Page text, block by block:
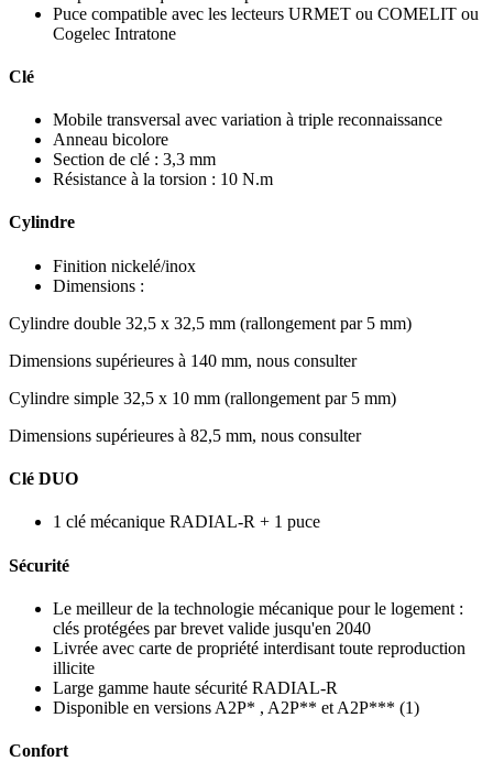
Puce compatible avec les lecteurs URMET ou COMELIT ou
Cogelec Intratone
Clé
Mobile transversal avec variation à triple reconnaissance
Anneau bicolore
Section de clé : 3,3 mm
Résistance à la torsion : 10 N.m
Cylindre
Finition nickelé/inox
Dimensions :
Cylindre double 32,5 x 32,5 mm (rallongement par 5 mm)
Dimensions supérieures à 140 mm, nous consulter
Cylindre simple 32,5 x 10 mm (rallongement par 5 mm)
Dimensions supérieures à 82,5 mm, nous consulter
Clé DUO
1 clé mécanique RADIAL-R + 1 puce
Sécurité
Le meilleur de la technologie mécanique pour le logement :
clés protégées par brevet valide jusqu'en 2040
Livrée avec carte de propriété interdisant toute reproduction
illicite
Large gamme haute sécurité RADIAL-R
Disponible en versions A2P* , A2P** et A2P*** (1)
Confort